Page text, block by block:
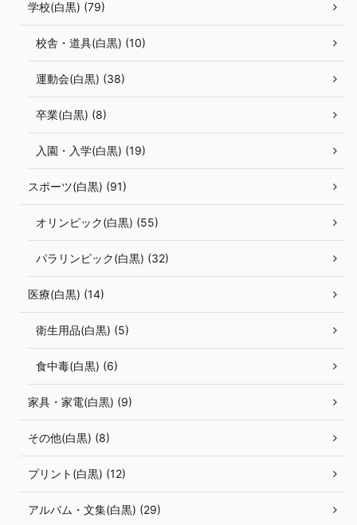
学校(白黒) (79)
校舎・道具(白黒) (10)
運動会(白黒) (38)
卒業(白黒) (8)
入園・入学(白黒) (19)
スポーツ(白黒) (91)
オリンピック(白黒) (55)
パラリンピック(白黒) (32)
医療(白黒) (14)
衛生用品(白黒) (5)
食中毒(白黒) (6)
家具・家電(白黒) (9)
その他(白黒) (8)
プリント(白黒) (12)
アルバム・文集(白黒) (29)